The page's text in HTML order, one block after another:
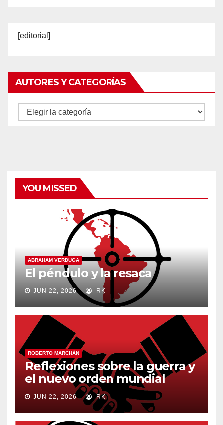
[editorial]
AUTORES Y CATEGORÍAS
Autores
YOU MISSED
ABRAHAM VERDUGA
El péndulo y la resaca
JUN 22, 2026 RK
ROBERTO MARCHÁN
Reflexiones sobre la guerra y
el nuevo orden mundial
JUN 22, 2026 RK